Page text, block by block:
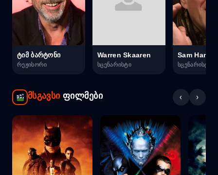
ტიმ ბარტონი
რეჟისორი
Warren Skaaren
სცენარისტი
Sam Hamm
სცენარისტი
მსგავსიფილმები ‹ ›